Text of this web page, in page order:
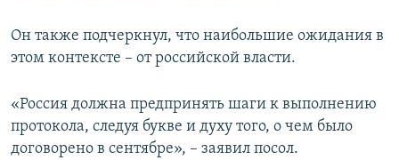
Он также подчеркнул, что наибольшие ожидания в
этом контексте – от российской власти.
«Россия должна предпринять шаги к выполнению
протокола, следуя букве и духу того, о чем было
договорено в сентябре», – заявил посол.